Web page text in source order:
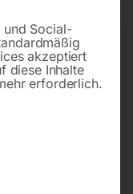
und Social-
akzeptiert
diese Inhalte
erforderlich.